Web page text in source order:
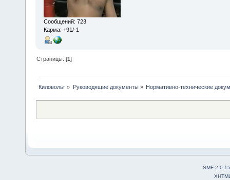
Сообщений: 723
Карма: +91/-1
Страницы: [1]
Киловольт » Руководящие документы» Нормативно-технические
SMF 2.0.15